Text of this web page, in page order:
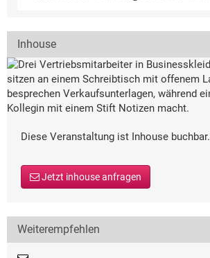
Inhouse
Diese Veranstaltung ist Inhouse buchbar.
Jetzt inhouse anfragen
Weiterempfehlen